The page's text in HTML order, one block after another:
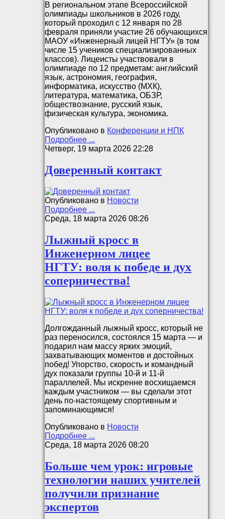
В региональном этапе Всероссийской
олимпиады школьников в 2026 году,
который проходил с 12 января по 28
февраля приняли участие 26 обучающихся
МАОУ «Инженерный лицей НГТУ» (в том
числе 15 учеников специализированных
классов). Лицеисты участвовали в
олимпиаде по 12 предметам: английский
язык, астрономия, география,
информатика, искусство (МХК),
литература, математика, ОБЗР,
обществознание, русский язык,
физическая культура, экономика.
Опубликовано в Конференции и НПК
Подробнее ...
Четверг, 19 марта 2026 22:28
Доверенный контакт
Опубликовано в Новости
Подробнее ...
Среда, 18 марта 2026 08:26
Лыжный кросс в
Инженерном лицее
НГТУ: воля к победе и дух
соперничества!
Долгожданный лыжный кросс, который не
раз переносился, состоялся 15 марта — и
подарил нам массу ярких эмоций,
захватывающих моментов и достойных
побед! Упорство, скорость и командный
дух показали группы 10‑й и 11‑й
параллелей. Мы искренне восхищаемся
каждым участником — вы сделали этот
день по‑настоящему спортивным и
запоминающимся!
Опубликовано в Новости
Подробнее ...
Среда, 18 марта 2026 08:20
Больше чем урок: игровые
технологии наших учителей
получили признание
экспертов